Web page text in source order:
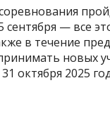
сентября — все
в течение
новых
октября 2025